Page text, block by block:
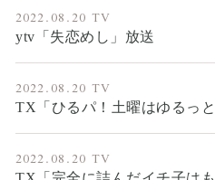
2022.08.20 TV
ytv「失恋めし」放送
2022.08.20 TV
TX「ひるパ！土曜はゆるっ
2022.08.20 TV